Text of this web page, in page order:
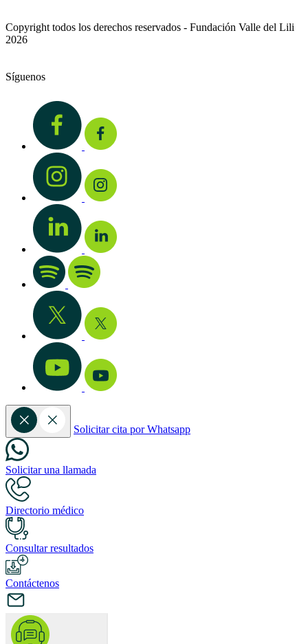
Copyright todos los derechos reservados - Fundación Valle del Lili
2026
Síguenos
Solicitar cita por Whatsapp
Solicitar una llamada
Directorio médico
Consultar resultados
Contáctenos